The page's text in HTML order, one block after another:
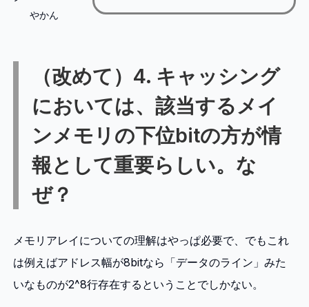
やかん
（改めて）4. キャッシング
においては、該当するメイ
ンメモリの下位bitの方が情
報として重要らしい。な
ぜ？
メモリアレイについての理解はやっぱ必要で、でもこれ
は例えばアドレス幅が8bitなら「データのライン」みた
いなものが2^8行存在するということでしかない。